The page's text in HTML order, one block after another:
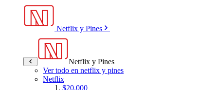
Netflix y Pines
Netflix y Pines
Ver todo en netflix y pines
Netflix
$20.000